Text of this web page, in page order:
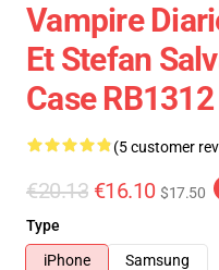
Vampire
Et Stefan
Case
(5 customer
€20.13 €16.10 $17.50
Type
iPhone
Samsung